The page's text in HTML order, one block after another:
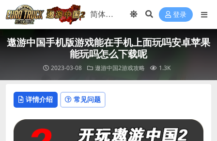
登录
遨游中国手机版游戏能在手机上面玩吗安卓苹果
能玩吗怎么下载呢
2023-03-08 遨游中国2游戏攻略 1.3K
详情介绍 常见问题